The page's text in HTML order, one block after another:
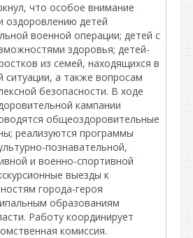
что особое внимание
оздоровлению детей
военной операции; детей с
здоровья; детей-
из семей, находящихся в
ситуации, а также вопросам
безопасности. В ходе
кампании
общеоздоровительные
реализуются программы
познавательной,
и военно-спортивной
выезды к
города-героя
образованиям
Работу координирует
комиссия.